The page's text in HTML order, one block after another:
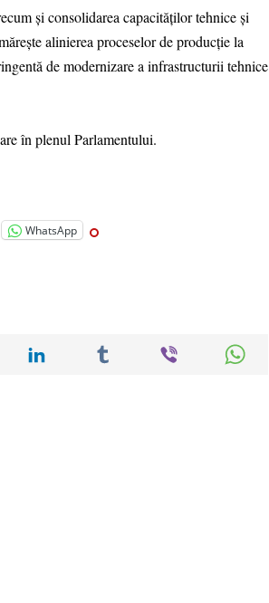
și consolidarea capacităților tehnice și
alinierea proceselor de producție la
de modernizare a infrastructurii tehnice
în plenul Parlamentului.
WhatsApp